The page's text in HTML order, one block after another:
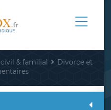
& familial
Divorce et